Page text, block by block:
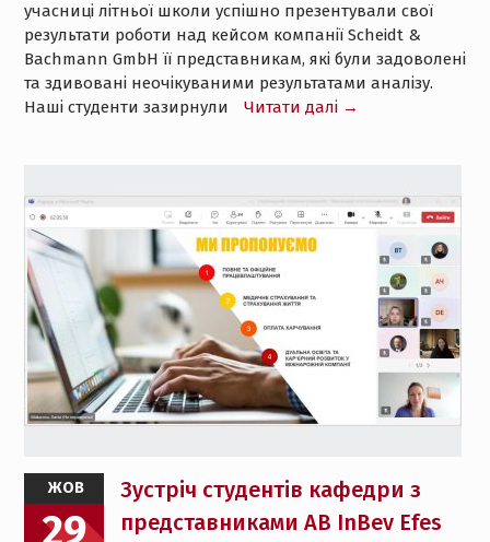
учасниці літньої школи успішно презентували свої
результати роботи над кейсом компанії Scheidt &
Bachmann GmbH її представникам, які були задоволені
та здивовані неочікуваними результатами аналізу.
Наші студенти зазирнули
Читати далі →
ЖОВ
29
Зустріч студентів кафедри з
представниками AB InBev Efes